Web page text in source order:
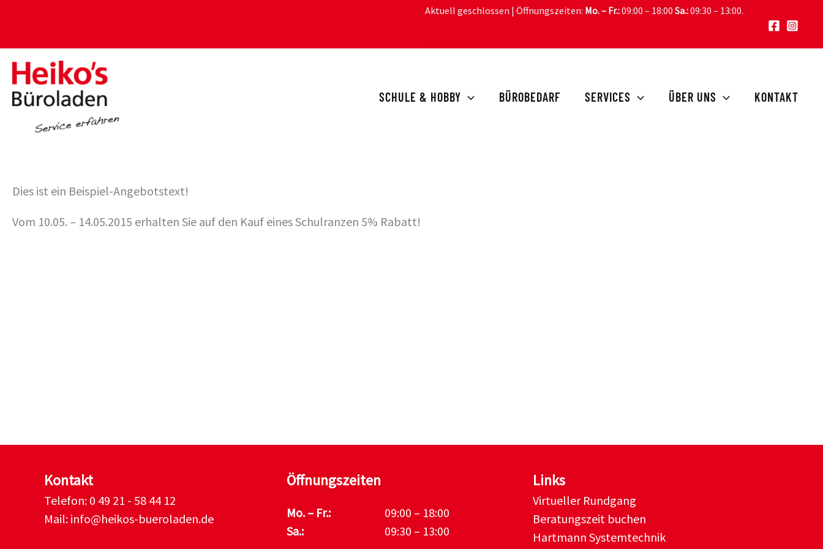
springen
Aktuell geschlossen | Öffnungszeiten: Mo. – Fr.:09:00 – 18:00 Sa.:09:30 – 13:00.
SCHULE & HOBBY BÜROBEDARF SERVICES ÜBER UNS KONTAKT
Dies ist ein Beispiel-Angebotstext!
Vom 10.05. – 14.05.2015 erhalten Sie auf den Kauf eines Schulranzen 5% Rabatt!
Kontakt
Telefon: 0 49 21 - 58 44 12
Mail: info@heikos-bueroladen.de
Öffnungszeiten
Mo. – Fr.:
09:00 – 18:00
Sa.:
09:30 – 13:00
Links
Virtueller Rundgang
Beratungszeit buchen
Hartmann Systemtechnik